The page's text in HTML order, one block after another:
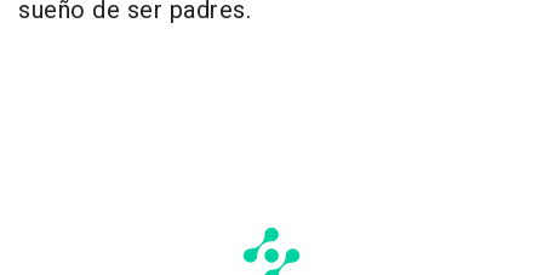
sueño de ser padres.